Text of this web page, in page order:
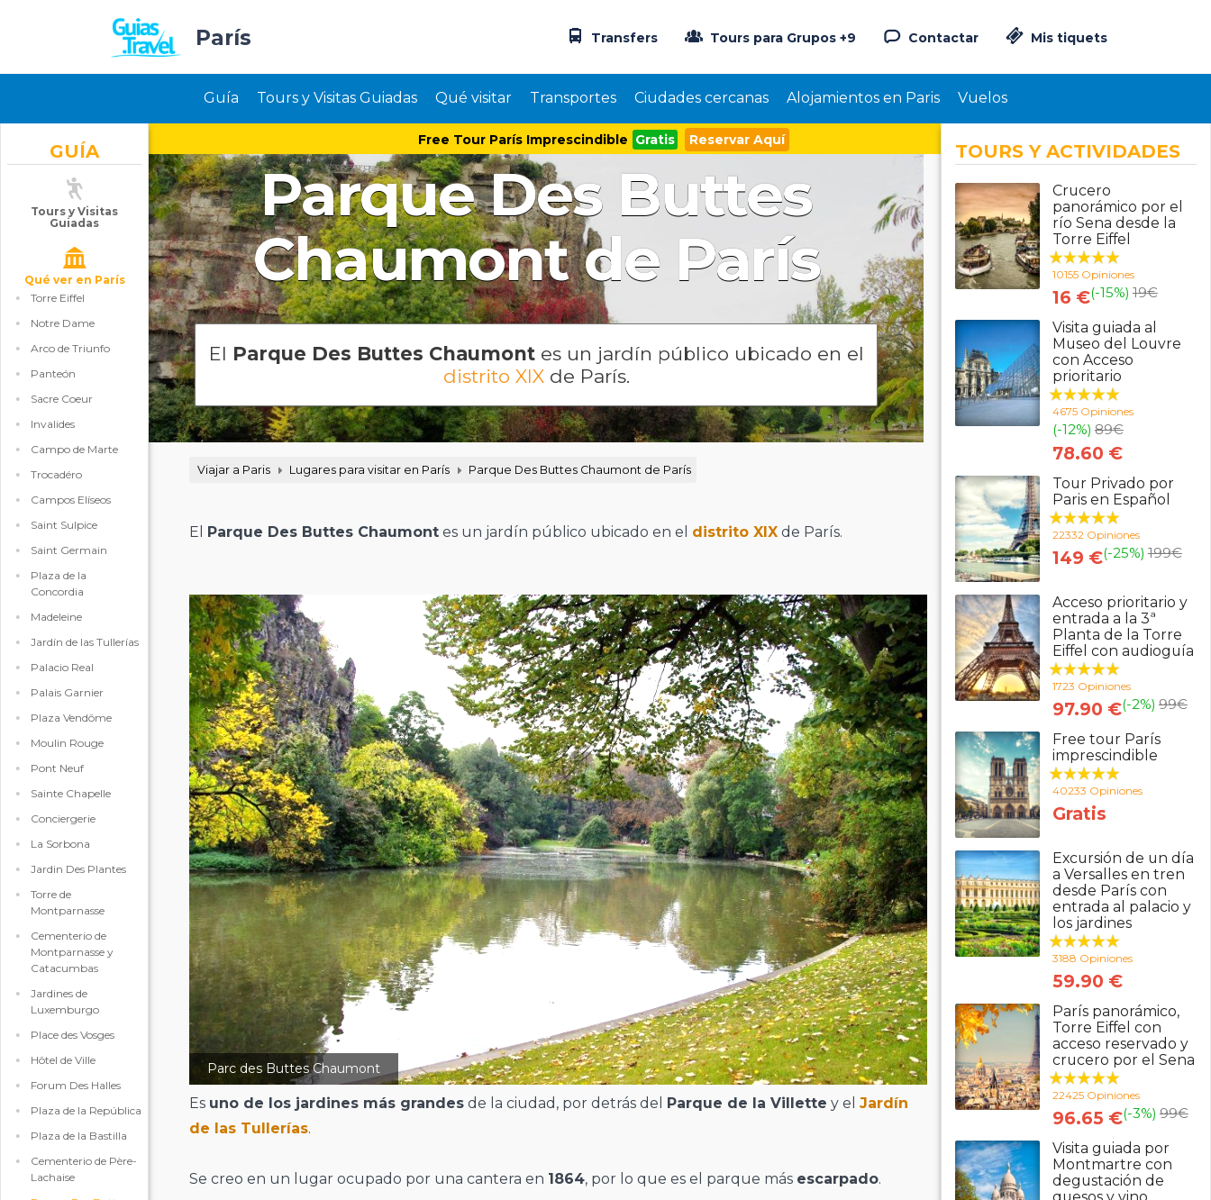
Free Tour París Imprescindible Gratis Reservar Aquí
París Mis tiquets
Contactar
Tours para Grupos +9
Transfers
Guía Tours y Visitas Guiadas Qué visitar Transportes Ciudades cercanas Alojamientos en Paris Vuelos
GUÍA
Tours y Visitas
Guiadas
Qué ver en París
Torre Eiffel
Notre Dame
Arco de Triunfo
Panteón
Sacre Coeur
Invalides
Campo de Marte
Trocadéro
Campos Elíseos
Saint Sulpice
Saint Germain
Plaza de la
Concordia
Madeleine
Jardín de las Tullerías
Palacio Real
Palais Garnier
Plaza Vendôme
Moulin Rouge
Pont Neuf
Sainte Chapelle
Conciergerie
La Sorbona
Jardin Des Plantes
Torre de
Montparnasse
Cementerio de
Montparnasse y
Catacumbas
Jardines de
Luxemburgo
Place des Vosges
Hôtel de Ville
Forum Des Halles
Plaza de la República
Plaza de la Bastilla
Cementerio de Père-
Lachaise
Parque Des Buttes
Chaumont de París
El Parque Des Buttes Chaumontes un jardín público ubicado en el
distrito XIXde París.
Viajar a Paris Lugares para visitar en París Parque Des Buttes Chaumont de París
El Parque Des Buttes Chaumont es un jardín público ubicado en el distrito XIX de París.
Parc des Buttes Chaumont
Es uno de los jardines más grandes de la ciudad, por detrás del Parque de la Villette y elJardín
de las Tullerías.
Se creo en un lugar ocupado por una cantera en 1864, por lo que es el parque más escarpado.
TOURS Y ACTIVIDADES
Crucero
panorámico por el
río Sena desde la
Torre Eiffel
10155 Opiniones
(-15%) 19€
16 €
Visita guiada al
Museo del Louvre
con Acceso
prioritario
4675 Opiniones
(-12%) 89€
78.60 €
Tour Privado por
Paris en Español
22332 Opiniones
(-25%) 199€
149 €
Acceso prioritario y
entrada a la 3ª
Planta de la Torre
Eiffel con audioguía
1723 Opiniones
(-2%) 99€
97.90 €
Free tour París
imprescindible
40233 Opiniones
Gratis
Excursión de un día
a Versalles en tren
desde París con
entrada al palacio y
los jardines
3188 Opiniones
59.90 €
París panorámico,
Torre Eiffel con
acceso reservado y
crucero por el Sena
22425 Opiniones
(-3%) 99€
96.65 €
Visita guiada por
Montmartre con
degustación de